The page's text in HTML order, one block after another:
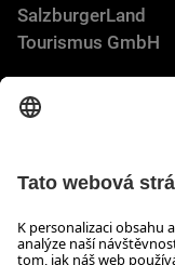
SalzburgerLand
Tourismus GmbH
Wiener Bundesstraße
5300 Hallwang
OTEVÍRACÍ